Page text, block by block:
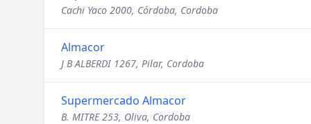
Cachi Yaco 2000, Córdoba, Cordoba
Almacor
J B ALBERDI 1267, Pilar, Cordoba
Supermercado Almacor
B. MITRE 253, Oliva, Cordoba